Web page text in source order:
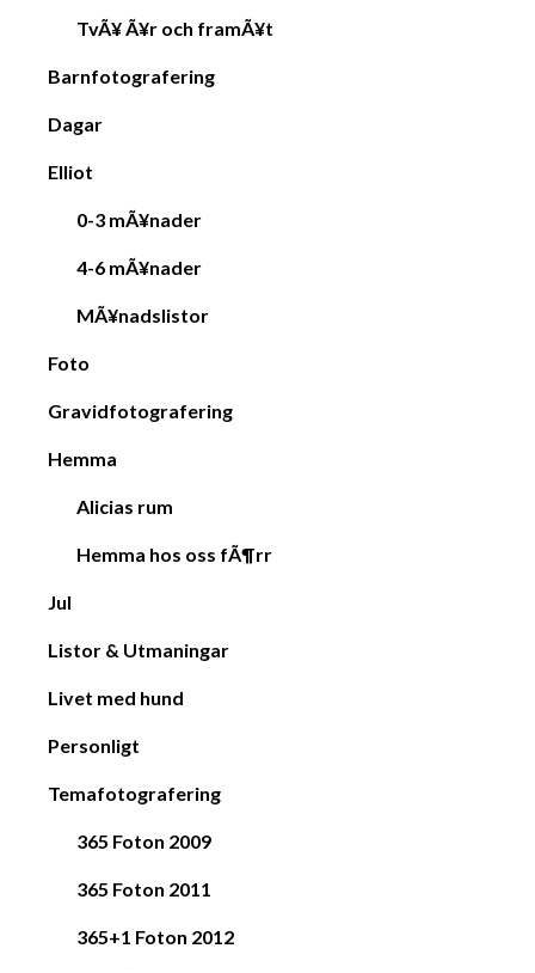
TvÃ¥ Ã¥r och framÃ¥t
Barnfotografering
Dagar
Elliot
0-3 mÃ¥nader
4-6 mÃ¥nader
MÃ¥nadslistor
Foto
Gravidfotografering
Hemma
Alicias rum
Hemma hos oss fÃ¶rr
Jul
Listor & Utmaningar
Livet med hund
Personligt
Temafotografering
365 Foton 2009
365 Foton 2011
365+1 Foton 2012